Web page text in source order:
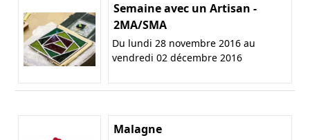
Semaine avec un Artisan -
2MA/SMA
Du lundi 28 novembre 2016 au
vendredi 02 décembre 2016
Malagne